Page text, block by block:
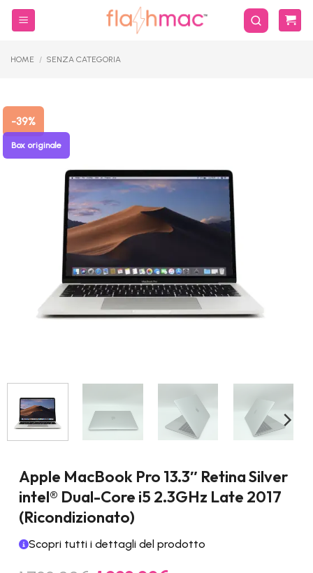
Salta
HOME / SENZA CATEGORIA
-39%
Box originale
Apple MacBook Pro 13.3″ Retina Silver
intel® Dual-Core i5 2.3GHz Late 2017
(Ricondizionato)
Scopri tutti i dettagli del prodotto